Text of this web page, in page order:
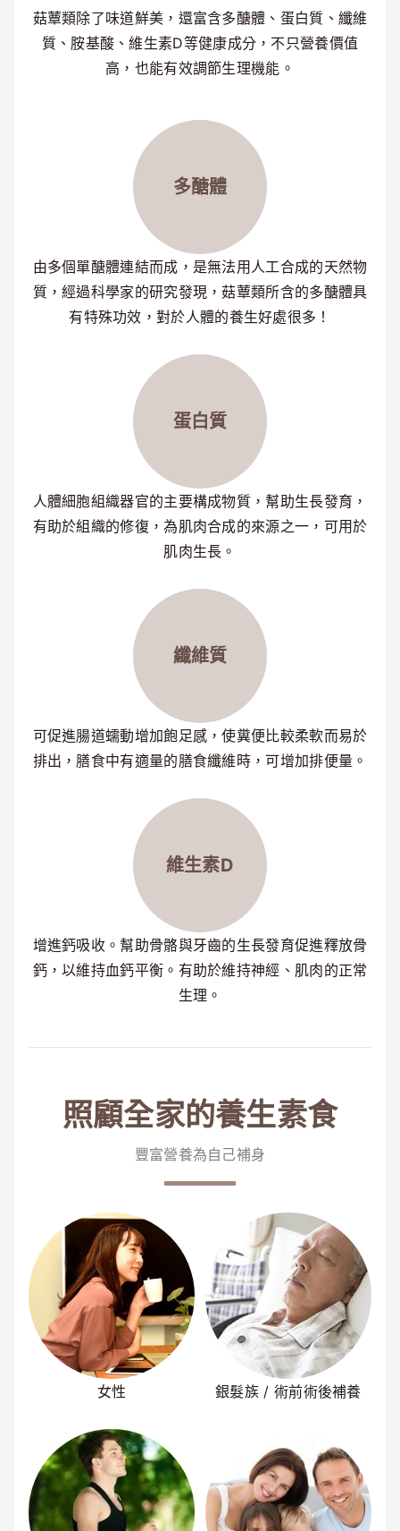
菇蕈類除了味道鮮美，還富含多醣體、蛋白質、纖維
質、胺基酸、維生素D等健康成分，不只營養價值
高，也能有效調節生理機能。
多醣體
由多個單醣體連結而成，是無法用人工合成的天然物
質，經過科學家的研究發現，菇蕈類所含的多醣體具
有特殊功效，對於人體的養生好處很多！
蛋白質
人體細胞組織器官的主要構成物質，幫助生長發育，
有助於組織的修復，為肌肉合成的來源之一，可用於
肌肉生長。
纖維質
可促進腸道蠕動增加飽足感，使糞便比較柔軟而易於
排出，膳食中有適量的膳食纖維時，可增加排便量。
維生素D
增進鈣吸收。幫助骨骼與牙齒的生長發育促進釋放骨
鈣，以維持血鈣平衡。有助於維持神經、肌肉的正常
生理。
照顧全家的養生素食
豐富營養為自己補身
女性 銀髮族 / 術前術後補養